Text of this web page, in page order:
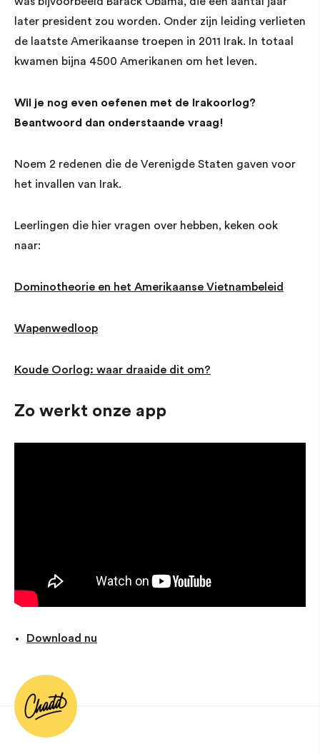
later president zou worden. Onder zijn leiding verlieten
de laatste Amerikaanse troepen in 2011 Irak. In totaal
kwamen bijna 4500 Amerikanen om het leven.
Wil je nog even oefenen met de Irakoorlog?
Beantwoord dan onderstaande vraag!
Noem 2 redenen die de Verenigde Staten gaven voor
het invallen van Irak.
Leerlingen die hier vragen over hebben, keken ook
naar:
Dominotheorie en het Amerikaanse Vietnambeleid
Wapenwedloop
Koude Oorlog: waar draaide dit om?
Zo werkt onze app
Download nu